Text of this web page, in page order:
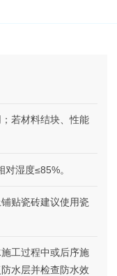
若材料结块、性能
湿度≤85%。
贴瓷砖建议使用瓷
工过程中或后序施
水层并检查防水效